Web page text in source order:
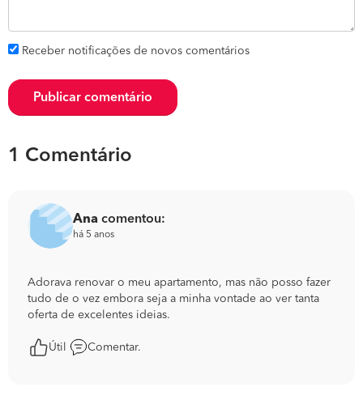
Receber notificações de novos comentários
Publicar comentário
1 Comentário
Ana comentou:
há 5 anos
Adorava renovar o meu apartamento, mas não posso fazer
tudo de o vez embora seja a minha vontade ao ver tanta
oferta de excelentes ideias.
Útil Comentar.